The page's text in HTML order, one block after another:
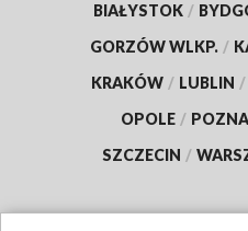
BIAŁYSTOK /
GORZÓW WLKP. /
KRAKÓW / LUBLIN /
OPOLE /
SZCZECIN /